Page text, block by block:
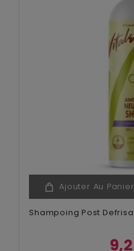
Ajouter Au Panier
Shampoing Post